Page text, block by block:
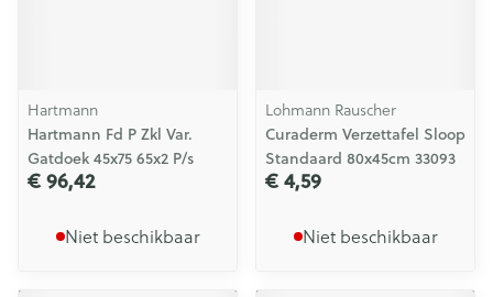
Hartmann
Hartmann Fd P Zkl Var.
Gatdoek 45x75 65x2 P/s
€ 96,42
Niet beschikbaar
Lohmann Rauscher
Curaderm Verzettafel Sloop
Standaard 80x45cm 33093
€ 4,59
Niet beschikbaar